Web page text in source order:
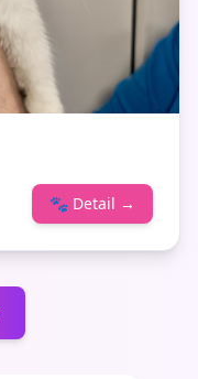
🐾 Detail →